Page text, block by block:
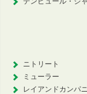
ニトリート
ミューラー
レイアンドカンパ